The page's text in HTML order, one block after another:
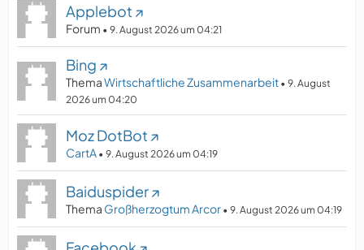
Applebot
Forum 9. August 2026 um 04:21
Bing
ThemaWirtschaftliche Zusammenarbeit
9. August
2026 um 04:20
Moz DotBot
CartA 9. August 2026 um 04:19
Baiduspider
Thema Großherzogtum Arcor 9. August 2026 um 04:19